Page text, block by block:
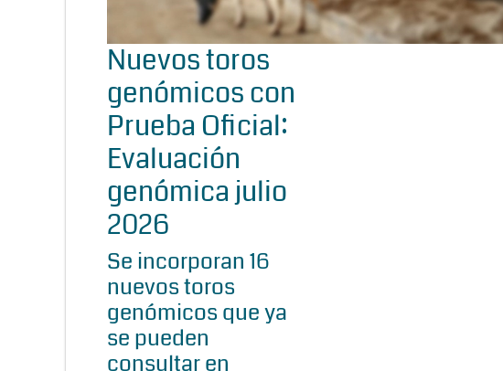
Nuevos toros
genómicos con
Prueba Oficial:
Evaluación
genómica julio
2026
Se incorporan 16
nuevos toros
genómicos que ya
se pueden
consultar en